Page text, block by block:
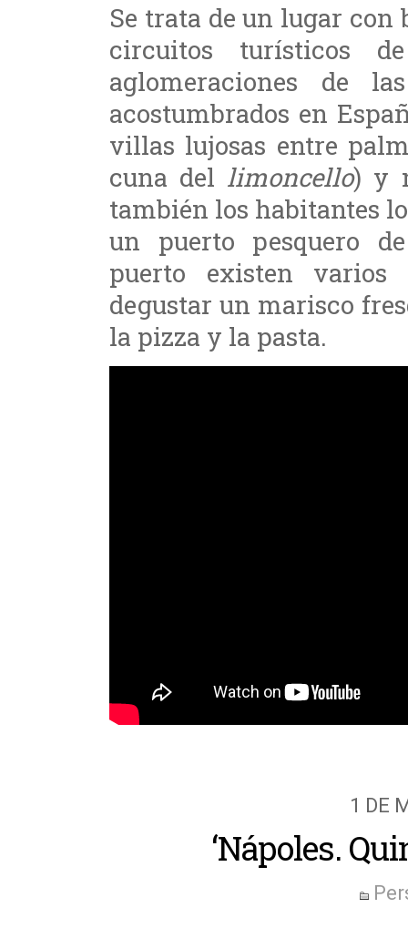
Se trata de un lugar con
circuitos turísticos
aglomeraciones de
acostumbrados en
villas lujosas entre
cuna del limoncello) y
también los habitantes
un puerto pesquero
puerto existen varios
degustar un marisco
la pizza y la pasta.
1 DE
‘Nápoles.